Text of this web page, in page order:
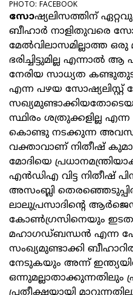
PHOTO: FACEBOOK
സോഷ്യലിസത്തിന്
ബീഹാർ നാളിതുവരെ
മേൽവിലാസമില്ലാത്ത ഒരു
ഭരിച്ചിട്ടുമില്ല എന്നാല്‍
നേരിയ സാധ്യത
എന്ന പഴയ സോഷ്യലിസ്റ്റ്
സ്ഥിരം ശത്രുക്കളില്ല
കൊണ്ടു നടക്കുന്ന
വക്താവാണ് നിതീഷ്
മോദിയെ
എൻഡിഎ വിട്ട നിതീഷ്
അസംബ്ലി
ലാലുപ്രസാദിന്റെ
കോൺഗ്രസിനെയും
മഹാഗഡ്ബന്ധൻ എന്ന
സംഖ്യമുണ്ടാക്കി
നേടുകയും അന്ന്
ഒന്നുമല്ലാതാക്കുന്നതിലും